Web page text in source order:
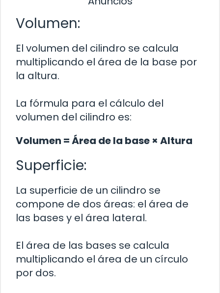
Volumen:
El volumen del cilindro se calcula
multiplicando el área de la base por
la altura.
La fórmula para el cálculo del
volumen del cilindro es:
Volumen = Área de la base × Altura
Superficie:
La superficie de un cilindro se
compone de dos áreas: el área de
las bases y el área lateral.
El área de las bases se calcula
multiplicando el área de un círculo
por dos.